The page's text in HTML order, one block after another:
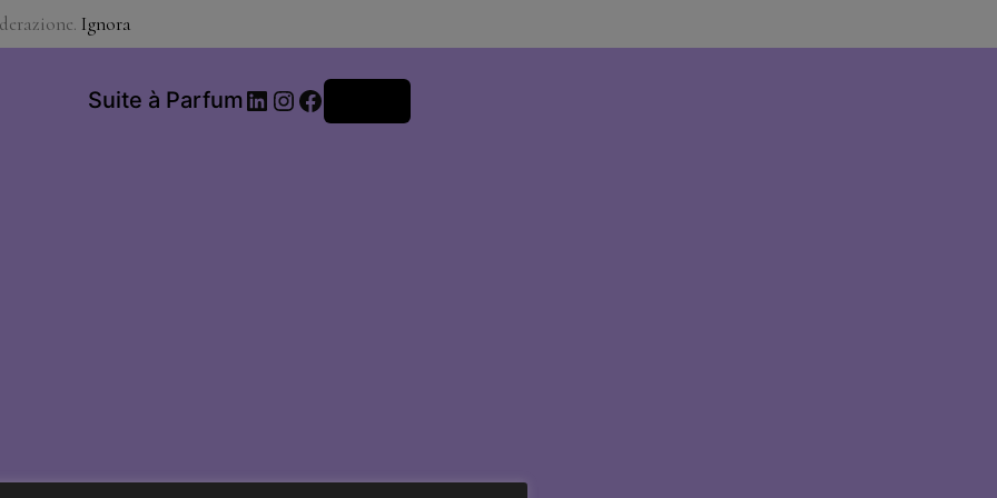
Ignora
Suite à ParfumLinkedIn
Instagram
Facebook